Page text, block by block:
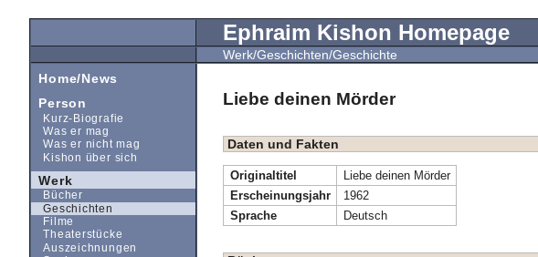
Ephraim Kishon Homepage
Werk/Geschichten/Geschichte
Liebe deinen Mörder
Daten und Fakten
Originaltitel
Liebe deinen Mörder
Erscheinungsjahr
1962
Sprache
Deutsch
Home/News
Person
Kurz-Biografie
Was er mag
Was er nicht mag
Kishon über sich
Werk
Bücher
Geschichten
Filme
Theaterstücke
Auszeichnungen